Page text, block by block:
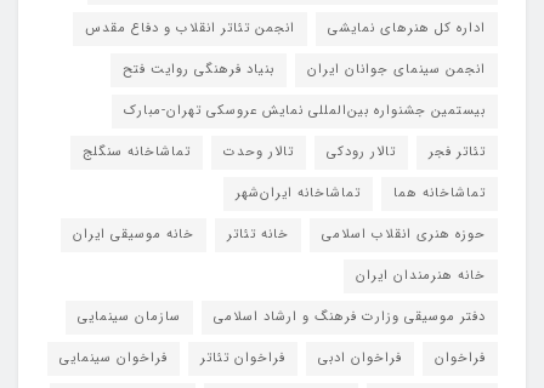
اداره کل هنرهای نمایشی
انجمن تئاتر انقلاب و دفاع مقدس
انجمن سینمای جوانان ایران
بنیاد فرهنگی روایت فتح
بیستمین جشنواره بین‌المللی نمایش عروسکی تهران-مبارک
تئاتر فجر
تالار رودکی تالار وحدت
تماشاخانه سنگلج
تماشاخانه هما
تماشاخانه‌ ایران‌شهر
حوزه هنری انقلاب اسلامی
خانه تئاتر
خانه موسیقی ایران
خانه هنرمندان ایران
دفتر موسیقی وزارت فرهنگ و ارشاد اسلامی
سازمان سینمایی
فراخوان
فراخوان ادبی فراخوان تئاتر
فراخوان سینمایی